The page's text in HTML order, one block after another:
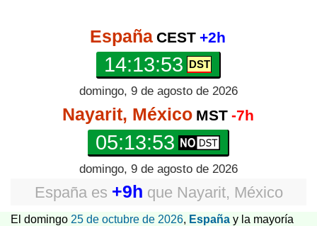
España CEST +2h
14:13:54
domingo, 9 de agosto de 2026
Nayarit, México MST -7h
05:13:54
domingo, 9 de agosto de 2026
Españaes +9h que Nayarit, México
El domingo 25 de octubre de 2026, España y la mayoría